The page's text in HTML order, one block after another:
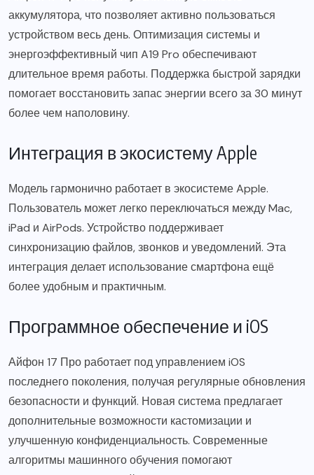
аккумулятора, что позволяет активно пользоваться
устройством весь день. Оптимизация системы и
энергоэффективный чип A19 Pro обеспечивают
длительное время работы. Поддержка быстрой зарядки
помогает восстановить запас энергии всего за 30 минут
более чем наполовину.
Интеграция в экосистему Apple
Модель гармонично работает в экосистеме Apple.
Пользователь может легко переключаться между Mac,
iPad и AirPods. Устройство поддерживает
синхронизацию файлов, звонков и уведомлений. Эта
интеграция делает использование смартфона ещё
более удобным и практичным.
Программное обеспечение и iOS
Айфон 17 Про работает под управлением iOS
последнего поколения, получая регулярные обновления
безопасности и функций. Новая система предлагает
дополнительные возможности кастомизации и
улучшенную конфиденциальность. Современные
алгоритмы машинного обучения помогают